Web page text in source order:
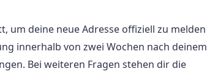
um deine neue Adresse offiziell zu melden
innerhalb von zwei Wochen nach deinem
Bei weiteren Fragen stehen dir die